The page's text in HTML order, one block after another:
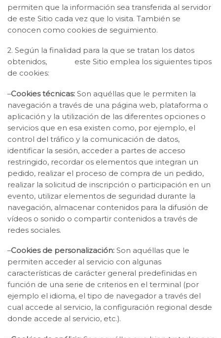
permiten que la información sea transferida al servidor
de este Sitio cada vez que lo visita. También se
conocen como cookies de seguimiento.
2. Según la finalidad para la que se tratan los datos
obtenidos, este Sitio emplea los siguientes tipos
de cookies:
–Cookies técnicas: Son aquéllas que le permiten la
navegación a través de una página web, plataforma o
aplicación y la utilización de las diferentes opciones o
servicios que en esa existen como, por ejemplo, el
control del tráfico y la comunicación de datos,
identificar la sesión, acceder a partes de acceso
restringido, recordar os elementos que integran un
pedido, realizar el proceso de compra de un pedido,
realizar la solicitud de inscripción o participación en un
evento, utilizar elementos de seguridad durante la
navegación, almacenar contenidos para la difusión de
vídeos o sonido o compartir contenidos a través de
redes sociales.
–Cookies de personalización: Son aquéllas que le
permiten acceder al servicio con algunas
características de carácter general predefinidas en
función de una serie de criterios en el terminal (por
ejemplo el idioma, el tipo de navegador a través del
cual accede al servicio, la configuración regional desde
donde accede al servicio, etc.).